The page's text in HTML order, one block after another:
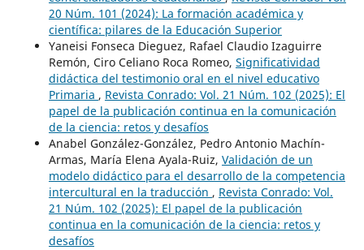
20 Núm. 101 (2024): La formación académica y
científica: pilares de la Educación Superior
Yaneisi Fonseca Dieguez, Rafael Claudio Izaguirre
Remón, Ciro Celiano Roca Romeo, Significatividad
didáctica del testimonio oral en el nivel educativo
Primaria , Revista Conrado: Vol. 21 Núm. 102 (2025): El
papel de la publicación continua en la comunicación
de la ciencia: retos y desafíos
Anabel González-González, Pedro Antonio Machín-
Armas, María Elena Ayala-Ruiz, Validación de un
modelo didáctico para el desarrollo de la competencia
intercultural en la traducción , Revista Conrado: Vol.
21 Núm. 102 (2025): El papel de la publicación
continua en la comunicación de la ciencia: retos y
desafíos